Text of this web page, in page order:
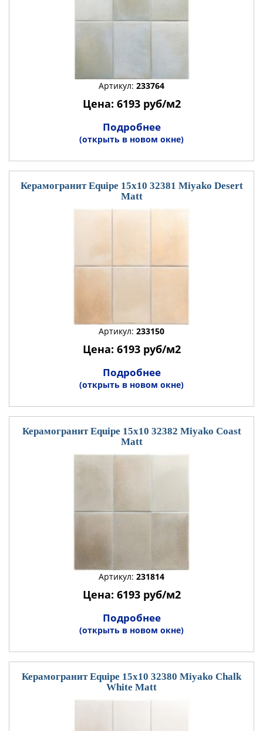
Артикул: 233764
Цена: 6193 руб/м2
Подробнее
(открыть в новом окне)
Керамогранит Equipe 15x10 32381 Miyako Desert
Matt
Артикул: 233150
Цена: 6193 руб/м2
Подробнее
(открыть в новом окне)
Керамогранит Equipe 15x10 32382 Miyako Coast
Matt
Артикул: 231814
Цена: 6193 руб/м2
Подробнее
(открыть в новом окне)
Керамогранит Equipe 15x10 32380 Miyako Chalk
White Matt